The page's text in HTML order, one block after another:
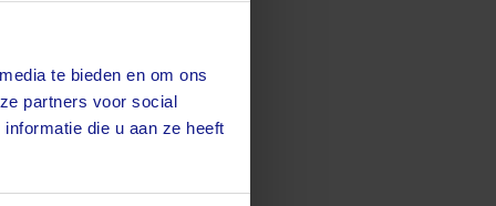
te bieden en om ons
partners voor social
die u aan ze heeft